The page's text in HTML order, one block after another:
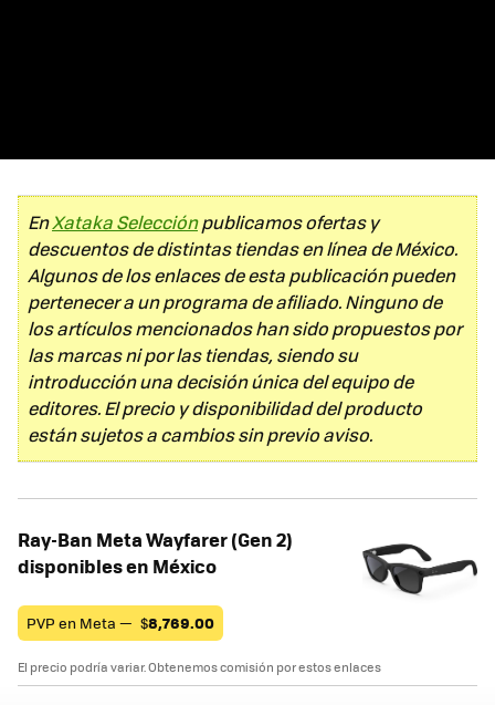
EnXataka Selecciónpublicamos ofertas y
descuentos de distintas tiendas en línea de México.
Algunos de los enlaces de esta publicación pueden
pertenecer a un programa de afiliado. Ninguno de
los artículos mencionados han sido propuestos por
las marcas ni por las tiendas, siendo su
introducción una decisión única del equipo de
editores. El precio y disponibilidad del producto
están sujetos a cambios sin previo aviso.
Ray-Ban Meta Wayfarer (Gen 2)
disponibles en México
PVP en Meta — $8,769.00
El precio podría variar. Obtenemos comisión por estos enlaces